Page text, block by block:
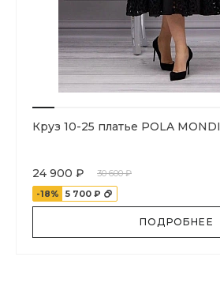
Круз 10-25 платье POLA MONDI
24 900 ₽
30 600 ₽
-18%
5 700 ₽
ПОДРОБНЕЕ